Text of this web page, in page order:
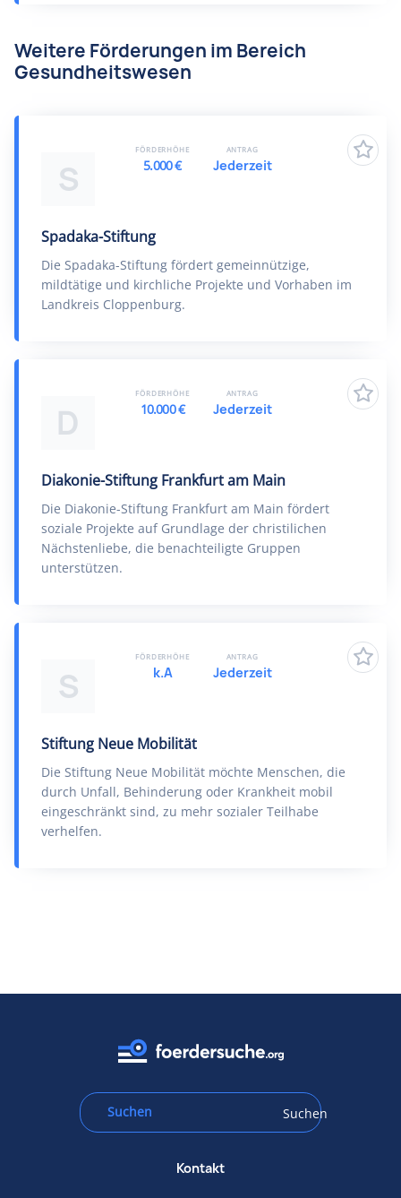
Weitere Förderungen im Bereich
Gesundheitswesen
S
Spadaka-Stiftung
Die Spadaka-Stiftung fördert gemeinnützige,
mildtätige und kirchliche Projekte und Vorhaben im
Landkreis Cloppenburg.
FÖRDERHÖHE
5.000 €
ANTRAG
Jederzeit
D
Diakonie-Stiftung Frankfurt am Main
Die Diakonie-Stiftung Frankfurt am Main fördert
soziale Projekte auf Grundlage der christilichen
Nächstenliebe, die benachteiligte Gruppen
unterstützen.
FÖRDERHÖHE
10.000 €
ANTRAG
Jederzeit
S
Stiftung Neue Mobilität
Die Stiftung Neue Mobilität möchte Menschen, die
durch Unfall, Behinderung oder Krankheit mobil
eingeschränkt sind, zu mehr sozialer Teilhabe
verhelfen.
FÖRDERHÖHE
k.A
ANTRAG
Jederzeit
Suchen
Kontakt